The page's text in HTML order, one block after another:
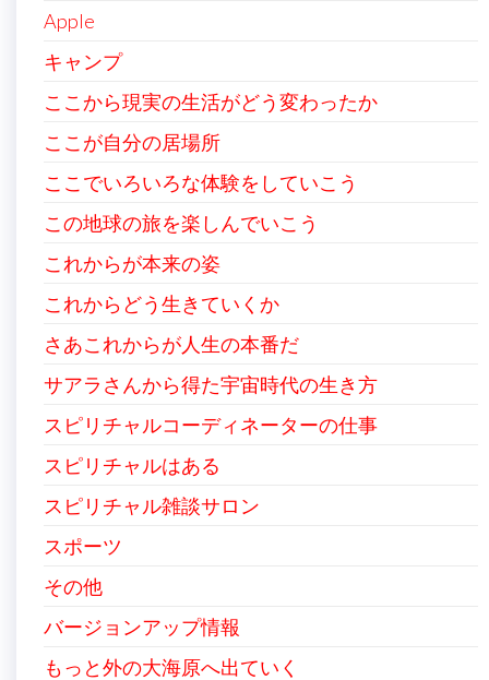
Apple
キャンプ
ここから現実の生活がどう変わったか
ここが自分の居場所
ここでいろいろな体験をしていこう
この地球の旅を楽しんでいこう
これからが本来の姿
これからどう生きていくか
さあこれからが人生の本番だ
サアラさんから得た宇宙時代の生き方
スピリチャルコーディネーターの仕事
スピリチャルはある
スピリチャル雑談サロン
スポーツ
その他
バージョンアップ情報
もっと外の大海原へ出ていく